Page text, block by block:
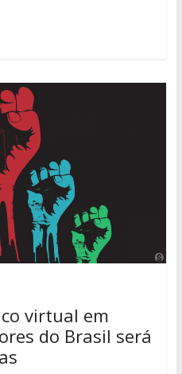
virtual em
do Brasil será